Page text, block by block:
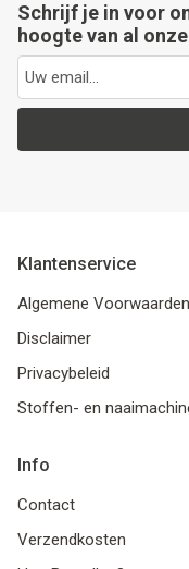
Schrijf je in voor
hoogte van al
Klantenservice
Algemene Voorwaarden
Disclaimer
Privacybeleid
Stoffen- en
Info
Contact
Verzendkosten